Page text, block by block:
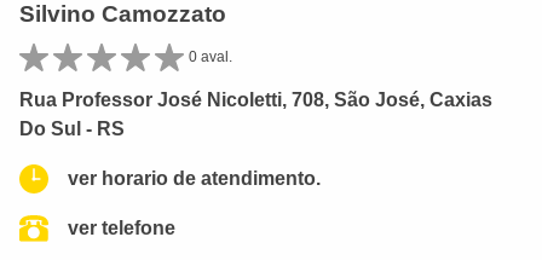
Silvino Camozzato
0 aval.
Rua Professor José Nicoletti, 708, São José, Caxias
Do Sul - RS
ver horario de atendimento.
ver telefone